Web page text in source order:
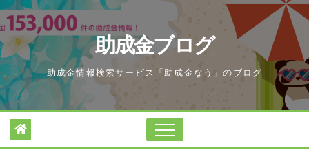
Skip
to
content
助成金ブログ
助成金情報検索サービス「助成金なう」のブログ